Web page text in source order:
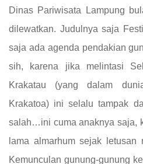
Dinas Pariwisata Lampung
dilewatkan. Judulnya saja
saja ada agenda pendakian
sih, karena jika melintasi
Krakatau (yang dalam
Krakatoa) ini selalu tampak
salah…ini cuma anaknya saja,
lama almarhum sejak letusan
Kemunculan gunung-gunung